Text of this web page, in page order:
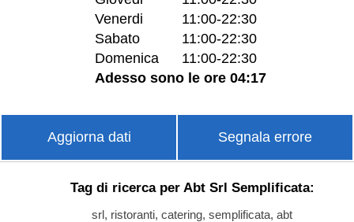
Venerdi
11:00-22:30
Sabato
11:00-22:30
Domenica
11:00-22:30
Adesso sono le ore 04:17
Aggiorna dati Segnala errore
Tag di ricerca per Abt Srl Semplificata:
srl, ristoranti, catering, semplificata, abt